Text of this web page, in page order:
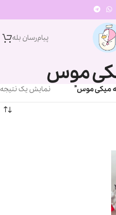
پیام‌رسان‌ بله
موس
میکی موس” نمایش یک نتیجه